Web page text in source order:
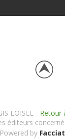
LOISEL - Retour
éditeurs
Powered by